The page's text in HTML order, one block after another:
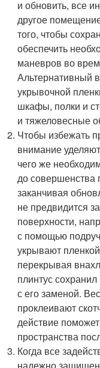
и обновить, все
другое
того, чтобы
обеспечить
маневров во
Альтернативный
укрывочной
шкафы, полки и
и тяжеловесные
Чтобы избежать
внимание
чего же
до совершенства
заканчивая
не предвидится
поверхности,
с помощью
укрывают
перекрывая
плинтус
с его заменой.
проклеивают
действие
пространства
Когда все
надежно